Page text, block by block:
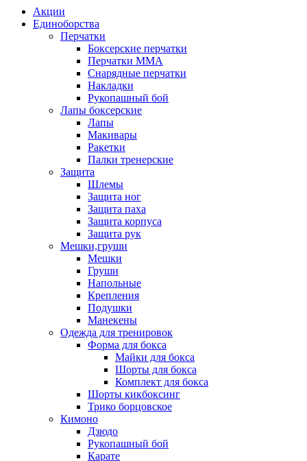
Акции
Единоборства
Перчатки
Боксерские перчатки
Перчатки ММА
Снарядные перчатки
Накладки
Рукопашный бой
Лапы боксерские
Лапы
Макивары
Ракетки
Палки тренерские
Защита
Шлемы
Защита ног
Защита паха
Защита корпуса
Защита рук
Мешки,груши
Мешки
Груши
Напольные
Крепления
Подушки
Манекены
Одежда для тренировок
Форма для бокса
Майки для бокса
Шорты для бокса
Комплект для бокса
Шорты кикбоксинг
Трико борцовское
Кимоно
Дзюдо
Рукопашный бой
Карате